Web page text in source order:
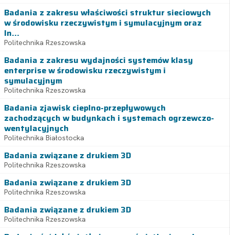
Badania z zakresu właściwości struktur sieciowych
w środowisku rzeczywistym i symulacyjnym oraz
In...
Politechnika Rzeszowska
Badania z zakresu wydajności systemów klasy
enterprise w środowisku rzeczywistym i
symulacyjnym
Politechnika Rzeszowska
Badania zjawisk cieplno-przepływowych
zachodzących w budynkach i systemach ogrzewczo-
wentylacyjnych
Politechnika Białostocka
Badania związane z drukiem 3D
Politechnika Rzeszowska
Badania związane z drukiem 3D
Politechnika Rzeszowska
Badania związane z drukiem 3D
Politechnika Rzeszowska